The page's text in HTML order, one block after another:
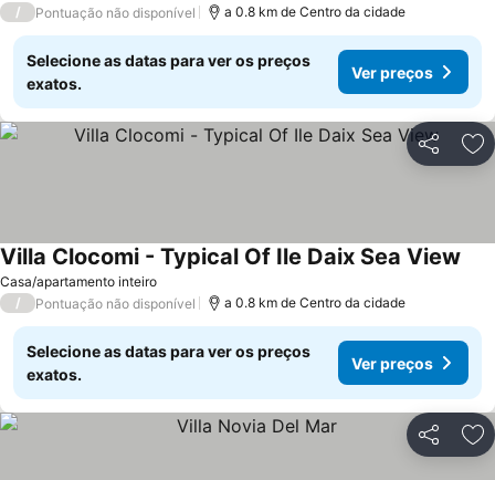
/ Pontuação não disponível a 0.8 km de Centro da cidade
Selecione as datas para ver os preços
exatos.
Ver preços
Partilhar
Casa/apartamento inteiro
Villa Clocomi - Typical Of Ile Daix Sea View
/ Pontuação não disponível a 0.8 km de Centro da cidade
Selecione as datas para ver os preços
exatos.
Ver preços
Partilhar